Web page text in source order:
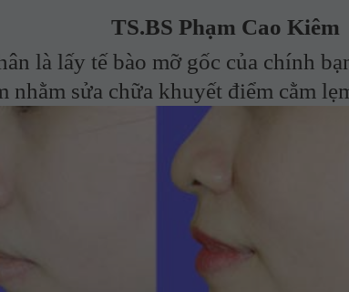
TS.BS Phạm Cao Kiêm
lấy tế bào mỡ gốc của chính
nhằm sửa chữa khuyết điểm cằm